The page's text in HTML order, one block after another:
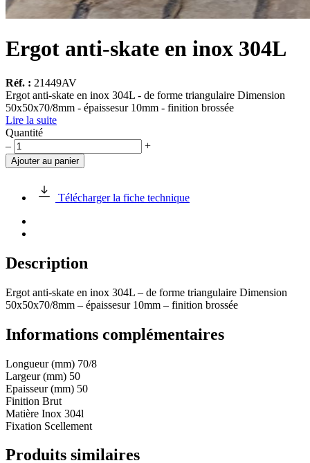
Ergot anti-skate en inox 304L
Réf. : 21449AV
Ergot anti-skate en inox 304L - de forme triangulaire Dimension
50x50x70/8mm - épaissesur 10mm - finition brossée
Lire la suite
Quantité
quantité
de
Ergot
skate
inox
304L
– +
Ajouter au panier
Télécharger la fiche technique
Description
Ergot anti-skate en inox 304L – de forme triangulaire Dimension
50x50x70/8mm – épaissesur 10mm – finition brossée
Informations complémentaires
Longueur (mm) 70/8
Largeur (mm) 50
Epaisseur (mm) 50
Finition Brut
Matière Inox 304l
Fixation Scellement
Produits similaires